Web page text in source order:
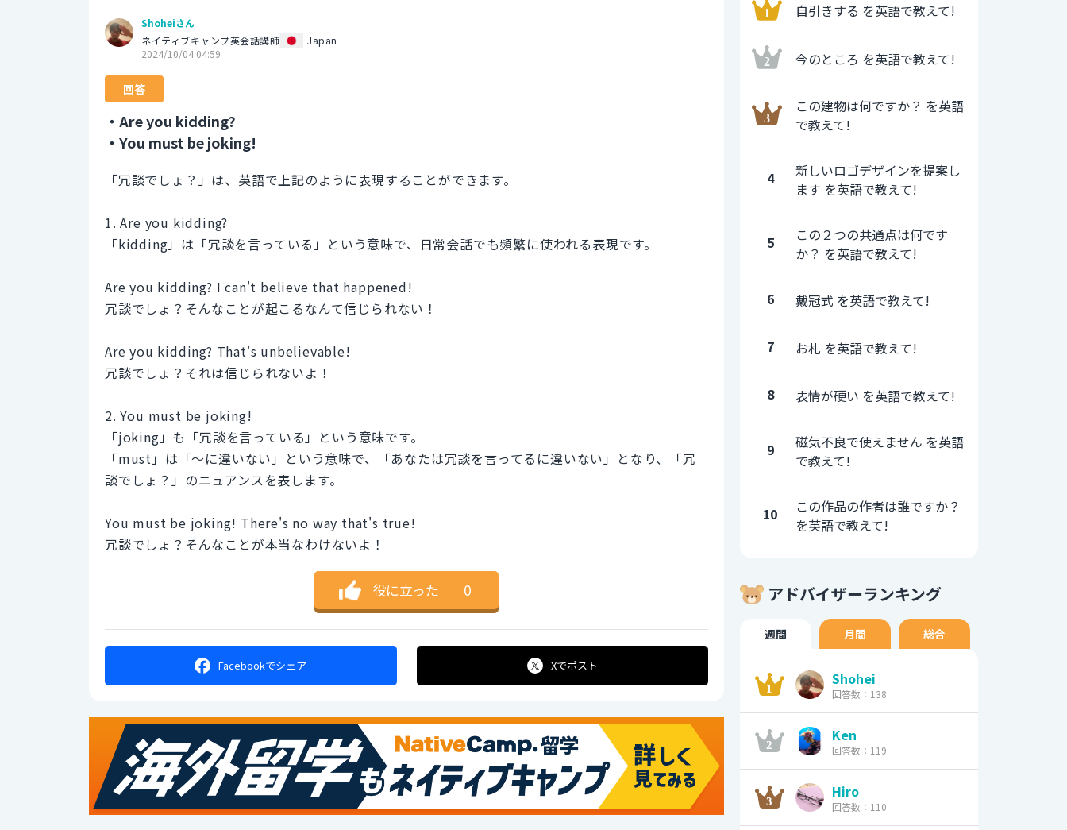
Shoheiさん
ネイティブキャンプ英会話講師
Japan
2024/10/04 04:59
回答
・Are you kidding?
・You must be joking!
「冗談でしょ？」は、英語で上記のように表現することができます。
1. Are you kidding?
「kidding」は「冗談を言っている」という意味で、日常会話でも頻繁に使われる表現です。
Are you kidding? I can't believe that happened!
冗談でしょ？そんなことが起こるなんて信じられない！
Are you kidding? That's unbelievable!
冗談でしょ？それは信じられないよ！
2. You must be joking!
「joking」も「冗談を言っている」という意味です。
「must」は「〜に違いない」という意味で、「あなたは冗談を言ってるに違いない」となり、「冗
談でしょ？」のニュアンスを表します。
You must be joking! There's no way that's true!
冗談でしょ？そんなことが本当なわけないよ！
役に立った ｜ 0
Facebookでシェア Xでポスト
自引きする を英語で教えて!
今のところ を英語で教えて!
この建物は何ですか？ を英語
で教えて!
4
新しいロゴデザインを提案し
ます を英語で教えて!
5
この２つの共通点は何です
か？ を英語で教えて!
6 戴冠式 を英語で教えて!
7 お札 を英語で教えて!
8 表情が硬い を英語で教えて!
9
磁気不良で使えません を英語
で教えて!
10
この作品の作者は誰ですか？
を英語で教えて!
アドバイザーランキング
週間 月間 総合
Shohei
回答数：138
Ken
回答数：119
Hiro
回答数：110